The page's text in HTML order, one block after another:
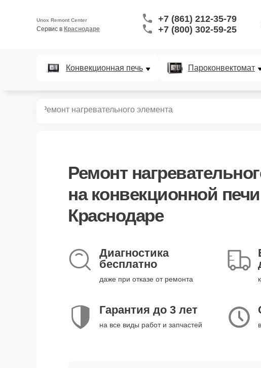
Unox Remont Center
Сервис в Краснодаре
+7 (861) 212-35-79
+7 (800) 302-59-25
Конвекционная печь Пароконвектомат
Ремонт нагревательного элемента
Ремонт
на конвекционной
Краснодаре
Диагностика
бесплатно
даже при отказе от ремонта
Гарантия до 3 лет
на все виды работ и запчастей